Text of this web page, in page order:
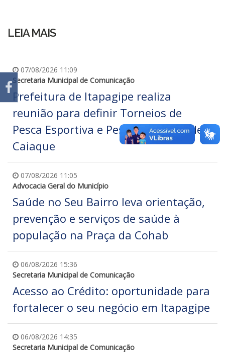
LEIA MAIS
07/08/2026 11:09
Secretaria Municipal de Comunicação
Prefeitura de Itapagipe realiza
reunião para definir Torneios de
Pesca Esportiva e Pesca Esportiva de
Caiaque
07/08/2026 11:05
Advocacia Geral do Município
Saúde no Seu Bairro leva orientação,
prevenção e serviços de saúde à
população na Praça da Cohab
06/08/2026 15:36
Secretaria Municipal de Comunicação
Acesso ao Crédito: oportunidade para
fortalecer o seu negócio em Itapagipe
06/08/2026 14:35
Secretaria Municipal de Comunicação